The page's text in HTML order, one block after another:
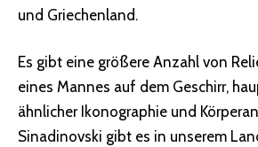
und Griechenland.
Es gibt eine größere Anzahl von
eines Mannes auf dem Geschirr,
ähnlicher Ikonographie und
Sinadinovski gibt es in unserem